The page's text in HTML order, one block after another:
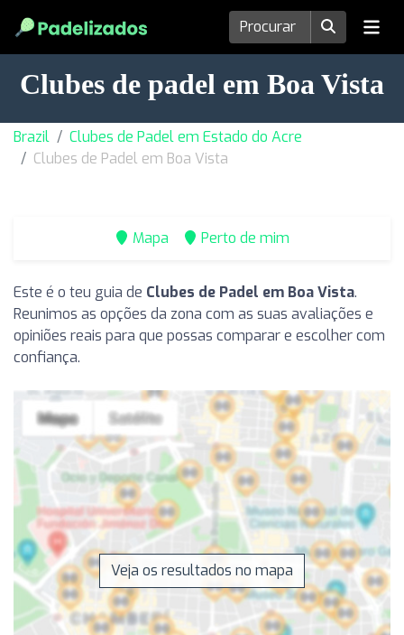
Clubes de padel em Boa Vista
Brazil
Clubes de Padel em Estado do Acre
Clubes de Padel em Boa Vista
Mapa Perto de mim
Este é o teu guia de Clubes de Padel em Boa Vista.
Reunimos as opções da zona com as suas avaliações e
opiniões reais para que possas comparar e escolher com
confiança.
Veja os resultados no mapa